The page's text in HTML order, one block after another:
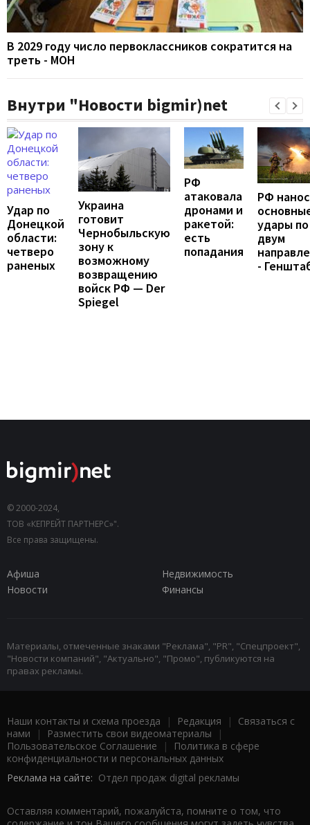
В 2029 году число первоклассников сократится на
треть - МОН
Внутри "Новости bigmir)net
Удар по
Донецкой
области:
четверо
раненых
Украина
готовит
Чернобыльскую
зону к
возможному
возвращению
войск РФ — Der
Spiegel
РФ
атаковала
дронами и
ракетой:
есть
попадания
РФ
удары по
двум
-
© 2000-2024,
ТОВ «КЕПРЕЙТ ПАРТНЕРС»".
Все права защищены.
Афиша
Недвижимость
Новости
Финансы
Материалы, отмеченные знаками "Реклама", "PR", "Спецпроект",
"Новости компаний", "Актуально", "Промо", публикуются на
правах рекламы.
Наши контакты и схема проезда | Редакция | Связаться с
нами | Разместить свои видеоматериалы |
Пользовательское Соглашение |
Политика в сфере
конфиденциальности и персональных данных
Реклама на сайте: Отдел продаж digital рекламы
Оставляя комментарий, пожалуйста, помните о том, что